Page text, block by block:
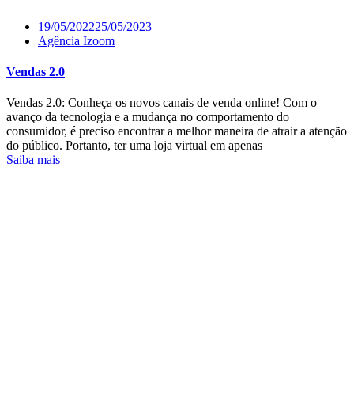
19/05/202225/05/2023
Agência Izoom
Vendas 2.0
Vendas 2.0: Conheça os novos canais de venda online! Com o
avanço da tecnologia e a mudança no comportamento do
consumidor, é preciso encontrar a melhor maneira de atrair a atenção
do público. Portanto, ter uma loja virtual em apenas
Saiba mais